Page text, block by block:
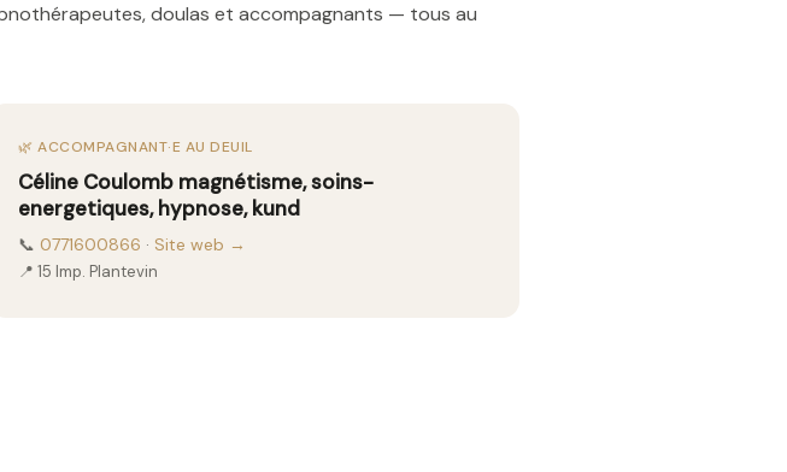
doulas et accompagnants — tous au
🌿 ACCOMPAGNANT·E AU DEUIL
Céline Coulomb magnétisme, soins-
energetiques, hypnose, kund
📞 0771600866 · Site web →
📍 15 Imp. Plantevin